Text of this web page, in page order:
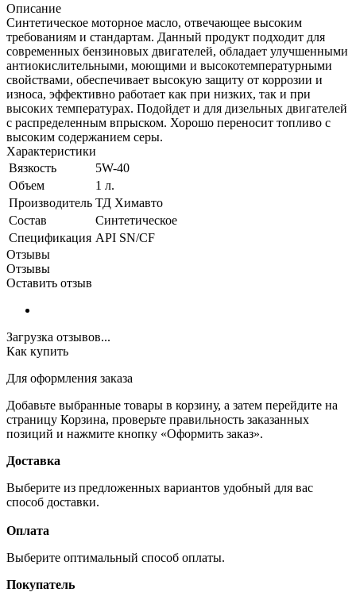
Описание
Синтетическое моторное масло, отвечающее высоким
требованиям и стандартам. Данный продукт подходит для
современных бензиновых двигателей, обладает улучшенными
антиокислительными, моющими и высокотемпературными
свойствами, обеспечивает высокую защиту от коррозии и
износа, эффективно работает как при низких, так и при
высоких температурах. Подойдет и для дизельных двигателей
с распределенным впрыском. Хорошо переносит топливо с
высоким содержанием серы.
Характеристики
Вязкость
5W-40
Объем
1 л.
Производитель ТД Химавто
Состав
Синтетическое
Спецификация API SN/CF
Отзывы
Отзывы
Оставить отзыв
Загрузка отзывов...
Как купить
Для оформления заказа
Добавьте выбранные товары в корзину, а затем перейдите на
страницу Корзина, проверьте правильность заказанных
позиций и нажмите кнопку «Оформить заказ».
Доставка
Выберите из предложенных вариантов удобный для вас
способ доставки.
Оплата
Выберите оптимальный способ оплаты.
Покупатель